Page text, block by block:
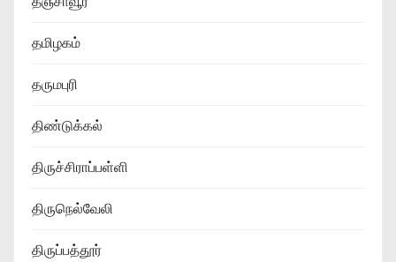
தமிழகம்
தருமபுரி
திண்டுக்கல்
திருச்சிராப்பள்ளி
திருநெல்வேலி
திருப்பத்தூர்